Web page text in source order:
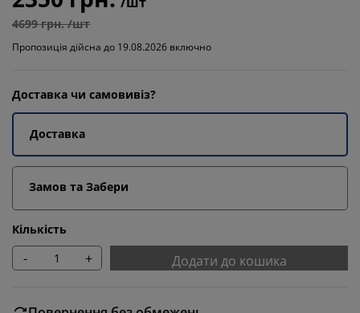
4699 грн. /шт
Пропозиція дійсна до 19.08.2026 включно
Доставка чи самовивіз?
Доставка
Замов та Забери
Кількість
- + Додати до кошика